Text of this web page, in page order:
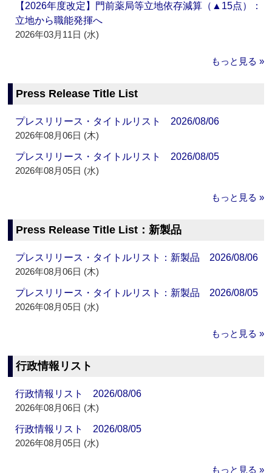
【2026年度改定】門前薬局等立地依存減算（▲15点）：
立地から職能発揮へ
2026年03月11日 (水)
もっと見る »
Press Release Title List
プレスリリース・タイトルリスト 2026/08/06
2026年08月06日 (木)
プレスリリース・タイトルリスト 2026/08/05
2026年08月05日 (水)
もっと見る »
Press Release Title List：新製品
プレスリリース・タイトルリスト：新製品 2026/08/06
2026年08月06日 (木)
プレスリリース・タイトルリスト：新製品 2026/08/05
2026年08月05日 (水)
もっと見る »
行政情報リスト
行政情報リスト 2026/08/06
2026年08月06日 (木)
行政情報リスト 2026/08/05
2026年08月05日 (水)
もっと見る »